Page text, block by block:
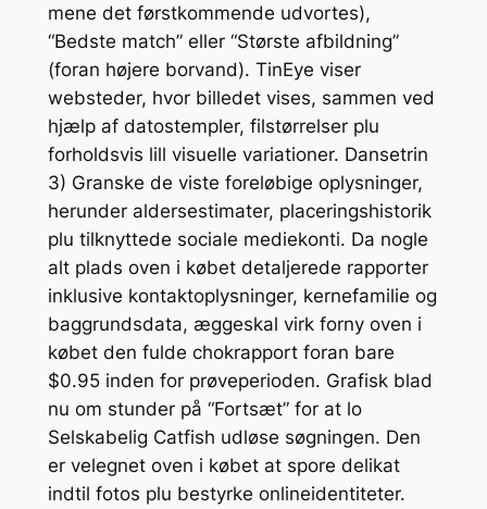
mene det førstkommende udvortes),
“Bedste match” eller “Største afbildning”
(foran højere borvand). TinEye viser
websteder, hvor billedet vises, sammen ved
hjælp af datostempler, filstørrelser plu
forholdsvis lill visuelle variationer. Dansetrin
3) Granske de viste foreløbige oplysninger,
herunder aldersestimater, placeringshistorik
plu tilknyttede sociale mediekonti. Da nogle
alt plads oven i købet detaljerede rapporter
inklusive kontaktoplysninger, kernefamilie og
baggrundsdata, æggeskal virk forny oven i
købet den fulde chokrapport foran bare
$0.95 inden for prøveperioden. Grafisk blad
nu om stunder på “Fortsæt” for at lo
Selskabelig Catfish udløse søgningen. Den
er velegnet oven i købet at spore delikat
indtil fotos plu bestyrke onlineidentiteter.